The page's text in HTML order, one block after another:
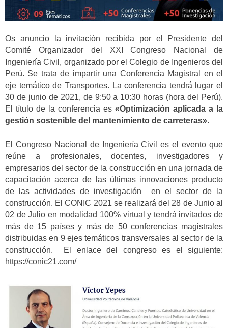
Os anuncio la invitación recibida por el Presidente del
Comité Organizador del XXI Congreso Nacional de
Ingeniería Civil, organizado por el Colegio de Ingenieros del
Perú. Se trata de impartir una Conferencia Magistral en el
eje temático de Transportes. La conferencia tendrá lugar el
30 de junio de 2021, de 9:50 a 10:30 horas (hora del Perú).
El título de la conferencia es «Optimización aplicada a la
gestión sostenible del mantenimiento de carreteras».
El Congreso Nacional de Ingeniería Civil es el evento que
reúne a profesionales, docentes, investigadores y
empresarios del sector de la construcción en una jornada de
capacitación acerca de las últimas innovaciones producto
de las actividades de investigación en el sector de la
construcción. El CONIC 2021 se realizará del 28 de Junio al
02 de Julio en modalidad 100% virtual y tendrá invitados de
más de 15 países y más de 50 conferencias magistrales
distribuidas en 9 ejes temáticos transversales al sector de la
construcción. El enlace del congreso es el siguiente:
https://conic21.com/